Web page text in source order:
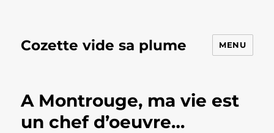
Cozette vide sa plume MENU
A Montrouge, ma vie est
un chef d’oeuvre…